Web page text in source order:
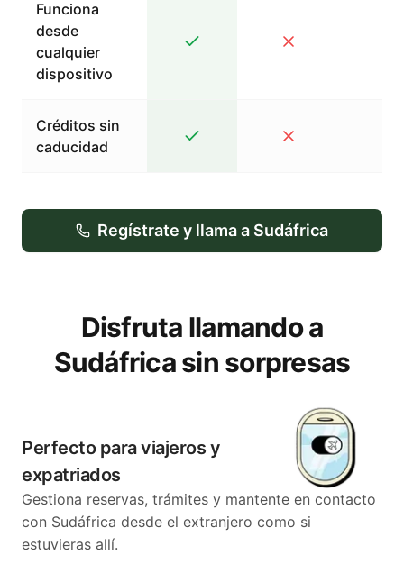
Funciona
desde
cualquier
dispositivo
Créditos sin
caducidad
Regístrate y llama a Sudáfrica
Disfruta llamando a
Sudáfrica sin sorpresas
Perfecto para viajeros y
expatriados
Gestiona reservas, trámites y mantente en contacto
con Sudáfrica desde el extranjero como si
estuvieras allí.